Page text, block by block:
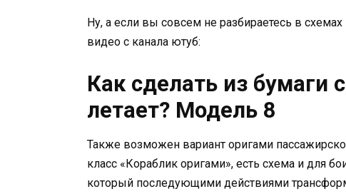
Ну, а если вы совсем не разбираетесь в схемах
видео с канала ютуб:
Как сделать из бумаги
летает? Модель 8
Также возможен вариант оригами
класс «Кораблик оригами», есть схема и для
который последующими действиями